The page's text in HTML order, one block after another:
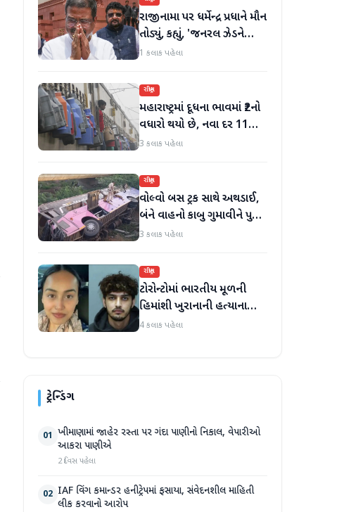
રાજીનામા પર ધર્મેન્દ્ર પ્રધાને મૌન
તોડ્યું, કહ્યું, 'જનરલ ઝેડને
ગેરમાર્ગે દોરવાનો પ્રયાસ
મહત્વનું નથી'
1 કલાક પહેલા
રાષ્ટ્રીય
મહારાષ્ટ્રમાં દૂધના ભાવમાં ₹2નો
વધારો થયો છે, નવા દર 11
ઓગસ્ટથી અમલમાં
3 કલાક પહેલા
રાષ્ટ્રીય
વોલ્વો બસ ટ્રક સાથે અથડાઈ,
બંને વાહનો કાબુ ગુમાવીને પુલ
પરથી પડી ગયા, 40 મુસાફરો
3 કલાક પહેલા
રાષ્ટ્રીય
ટોરોન્ટોમાં ભારતીય મૂળની
હિમાંશી ખુરાનાની હત્યાના
આરોપીને સાત મહિનાથી ફરાર
4 કલાક પહેલા
ટ્રેન્ડિંગ
01 ખીમાણામાં જાહેર રસ્તા પર ગંદા પાણીનો નિકાલ, વેપારીઓ
આકરા પાણીએ
2 દિવસ પહેલા
02 IAF વિંગ કમાન્ડર હનીટ્રેપમાં ફસાયા, સંવેદનશીલ માહિતી
લીક કરવાનો આરોપ